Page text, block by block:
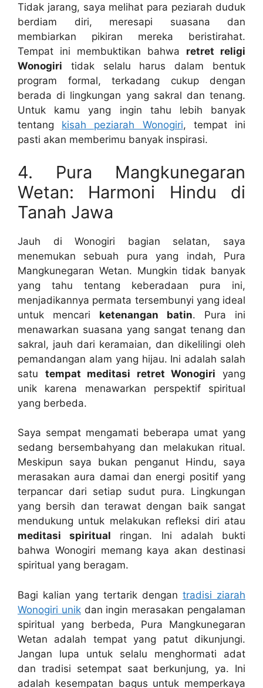
Tidak jarang, saya melihat para peziarah duduk
berdiam diri, meresapi suasana dan
membiarkan pikiran mereka beristirahat.
Tempat ini membuktikan bahwa retret religi
Wonogiri tidak selalu harus dalam bentuk
program formal, terkadang cukup dengan
berada di lingkungan yang sakral dan tenang.
Untuk kamu yang ingin tahu lebih banyak
tentang kisah peziarah Wonogiri, tempat ini
pasti akan memberimu banyak inspirasi.
4. Pura Mangkunegaran
Wetan: Harmoni Hindu di
Tanah Jawa
Jauh di Wonogiri bagian selatan, saya
menemukan sebuah pura yang indah, Pura
Mangkunegaran Wetan. Mungkin tidak banyak
yang tahu tentang keberadaan pura ini,
menjadikannya permata tersembunyi yang ideal
untuk mencari ketenangan batin. Pura ini
menawarkan suasana yang sangat tenang dan
sakral, jauh dari keramaian, dan dikelilingi oleh
pemandangan alam yang hijau. Ini adalah salah
satu tempat meditasi retret Wonogiri yang
unik karena menawarkan perspektif spiritual
yang berbeda.
Saya sempat mengamati beberapa umat yang
sedang bersembahyang dan melakukan ritual.
Meskipun saya bukan penganut Hindu, saya
merasakan aura damai dan energi positif yang
terpancar dari setiap sudut pura. Lingkungan
yang bersih dan terawat dengan baik sangat
mendukung untuk melakukan refleksi diri atau
meditasi spiritual ringan. Ini adalah bukti
bahwa Wonogiri memang kaya akan destinasi
spiritual yang beragam.
Bagi kalian yang tertarik dengan tradisi ziarah
Wonogiri unikdan ingin merasakan pengalaman
spiritual yang berbeda, Pura Mangkunegaran
Wetan adalah tempat yang patut dikunjungi.
Jangan lupa untuk selalu menghormati adat
dan tradisi setempat saat berkunjung, ya. Ini
adalah kesempatan bagus untuk memperkaya